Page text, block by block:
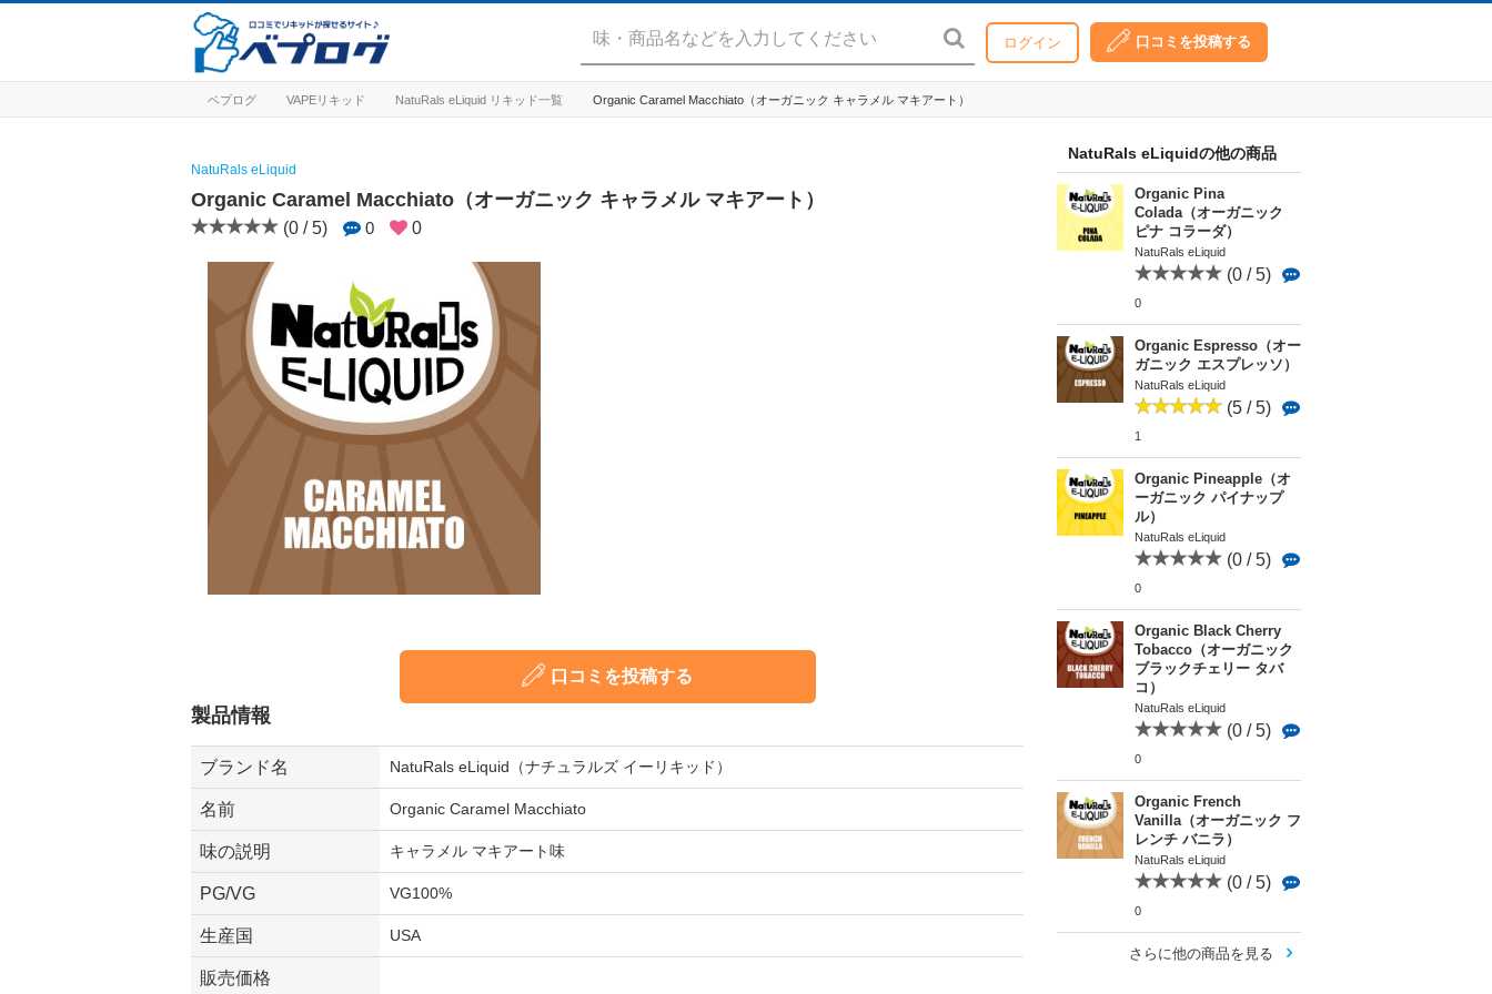
ログイン 口コミを投稿する
ベプログ VAPEリキッド NatuRals eLiquid リキッド一覧 Organic Caramel Macchiato（オーガニック キャラメル マキアート）
NatuRals eLiquidの他の商品
Organic Pina
Colada（オーガニック
ピナ コラーダ）
NatuRals eLiquid
(0 / 5)
0
Organic Espresso（オー
ガニック エスプレッソ）
NatuRals eLiquid
(5 / 5)
1
Organic Pineapple（オ
ーガニック パイナップ
ル）
NatuRals eLiquid
(0 / 5)
0
Organic Black Cherry
Tobacco（オーガニック
ブラックチェリー タバ
コ）
NatuRals eLiquid
(0 / 5)
0
Organic French
Vanilla（オーガニック フ
レンチ バニラ）
NatuRals eLiquid
(0 / 5)
0
さらに他の商品を見る
NatuRals eLiquid
Organic Caramel Macchiato（オーガニック キャラメル マキアート）
(0 / 5) 0 0
口コミを投稿する
製品情報
ブランド名 NatuRals eLiquid（ナチュラルズ イーリキッド）
名前 Organic Caramel Macchiato
味の説明 キャラメル マキアート味
PG/VG VG100%
生産国 USA
販売価格